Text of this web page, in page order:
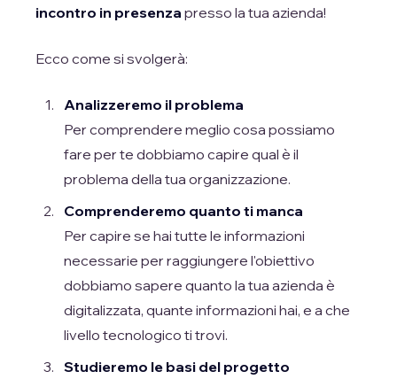
incontro in presenza presso la tua azienda!
Ecco come si svolgerà:
Analizzeremo il problema
Per comprendere meglio cosa possiamo
fare per te dobbiamo capire qual è il
problema della tua organizzazione.
Comprenderemo quanto ti manca
Per capire se hai tutte le informazioni
necessarie per raggiungere l'obiettivo
dobbiamo sapere quanto la tua azienda è
digitalizzata, quante informazioni hai, e a che
livello tecnologico ti trovi.
Studieremo le basi del progetto